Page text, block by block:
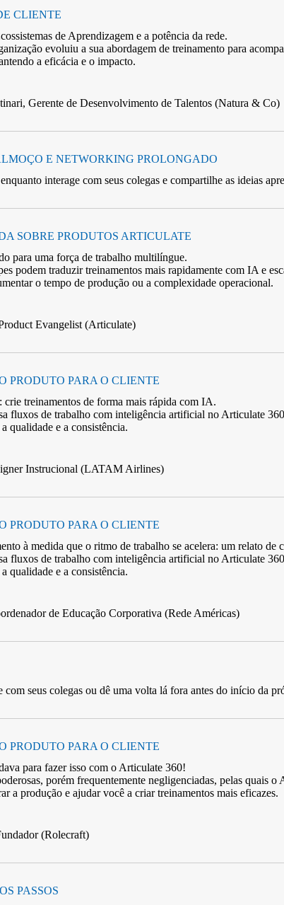
CLIENTE
de Aprendizagem e a potência da rede.
evoluiu a sua abordagem de treinamento para
a eficácia e o impacto.
Gerente de Desenvolvimento de Talentos (Natura & Co)
E NETWORKING PROLONGADO
interage com seus colegas e compartilhe as ideias
SOBRE PRODUTOS ARTICULATE
para uma força de trabalho multilíngue.
podem traduzir treinamentos mais rapidamente com IA e
o tempo de produção ou a complexidade operacional.
Evangelist (Articulate)
PRODUTO PARA O CLIENTE
crie treinamentos de forma mais rápida com IA.
fluxos de trabalho com inteligência artificial no Articulate
qualidade e a consistência.
Instrucional (LATAM Airlines)
PRODUTO PARA O CLIENTE
à medida que o ritmo de trabalho se acelera: um relato de
fluxos de trabalho com inteligência artificial no Articulate
qualidade e a consistência.
de Educação Corporativa (Rede Américas)
com seus colegas ou dê uma volta lá fora antes do início da
PRODUTO PARA O CLIENTE
para fazer isso com o Articulate 360!
porém frequentemente negligenciadas, pelas quais
a produção e ajudar você a criar treinamentos mais eficazes.
(Rolecraft)
PASSOS